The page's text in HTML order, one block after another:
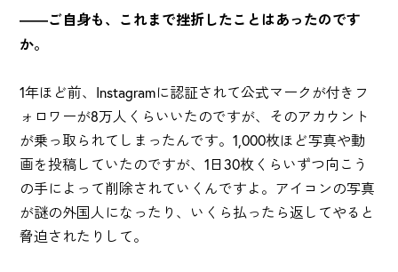
――ご自身も、これまで挫折したことはあったのです
か。
1年ほど前、Instagramに認証されて公式マークが付きフ
ォロワーが8万人くらいいたのですが、そのアカウント
が乗っ取られてしまったんです。1,000枚ほど写真や動
画を投稿していたのですが、1日30枚くらいずつ向こう
の手によって削除されていくんですよ。アイコンの写真
が謎の外国人になったり、いくら払ったら返してやると
脅迫されたりして。